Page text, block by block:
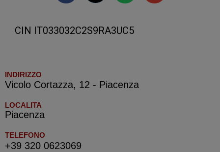
CIN IT033032C2S9RA3UC5
INDIRIZZO
Vicolo Cortazza, 12 - Piacenza
LOCALITA
Piacenza
TELEFONO
+39 320 0623069